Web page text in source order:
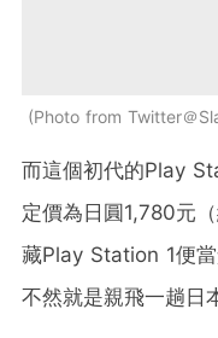
Photo from Twitter＠
而這個初代的Play
定價為日圓1,780元
藏Play Station 1便
不然就是親飛一趟日